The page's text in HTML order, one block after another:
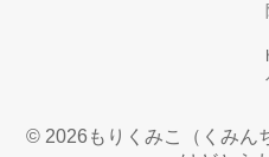
© 2026もりくみこ（くみん